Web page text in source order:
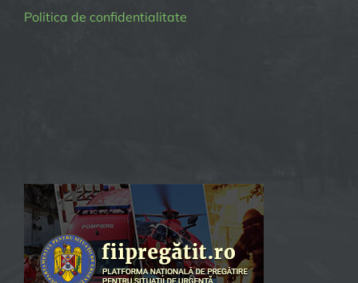
Politica de confidentialitate